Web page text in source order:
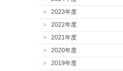
2023年度
2022年度
2021年度
2020年度
2019年度